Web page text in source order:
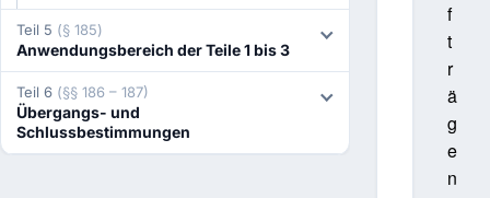
Teil 5 (§ 185)
Anwendungsbereich der Teile 1 bis 3
Teil 6 (§§ 186 – 187)
Übergangs- und
Schlussbestimmungen
f
t
r
ä
g
e
n